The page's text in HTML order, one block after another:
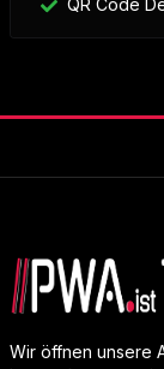
QR Code
Wir öffnen unsere